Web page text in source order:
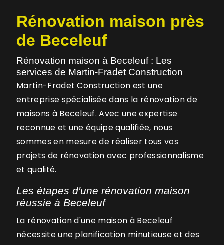
Rénovation maison près
de Beceleuf
Rénovation maison à Beceleuf : Les
services de Martin-Fradet Construction
Martin-Fradet Construction est une
entreprise spécialisée dans la rénovation de
maisons à Beceleuf. Avec une expertise
reconnue et une équipe qualifiée, nous
sommes en mesure de réaliser tous vos
projets de rénovation avec professionnalisme
et qualité.
Les étapes d'une rénovation maison
réussie à Beceleuf
La rénovation d'une maison à Beceleuf
nécessite une planification minutieuse et des